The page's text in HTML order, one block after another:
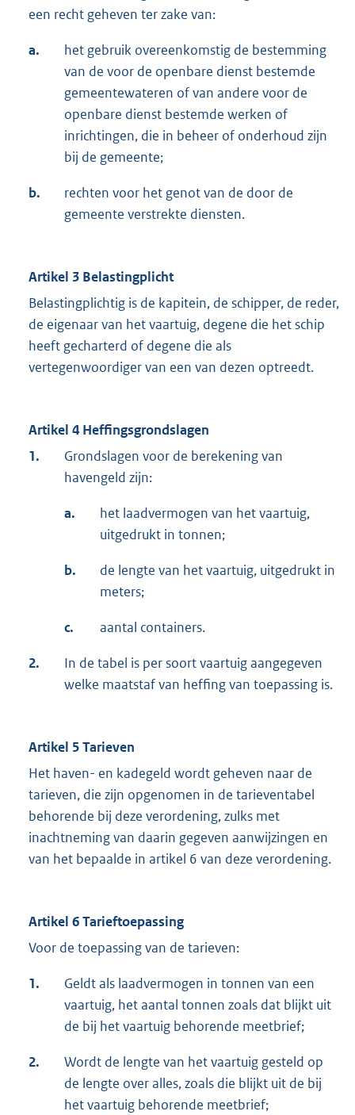
een recht geheven ter zake van:
a.
het gebruik overeenkomstig de bestemming
van de voor de openbare dienst bestemde
gemeentewateren of van andere voor de
openbare dienst bestemde werken of
inrichtingen, die in beheer of onderhoud zijn
bij de gemeente;
b.
rechten voor het genot van de door de
gemeente verstrekte diensten.
Artikel 3 Belastingplicht
Belastingplichtig is de kapitein, de schipper, de reder,
de eigenaar van het vaartuig, degene die het schip
heeft gecharterd of degene die als
vertegenwoordiger van een van dezen optreedt.
Artikel 4 Heffingsgrondslagen
1.
Grondslagen voor de berekening van
havengeld zijn:
a.
het laadvermogen van het vaartuig,
uitgedrukt in tonnen;
b.
de lengte van het vaartuig, uitgedrukt in
meters;
c. aantal containers.
2.
In de tabel is per soort vaartuig aangegeven
welke maatstaf van heffing van toepassing is.
Artikel 5 Tarieven
Het haven- en kadegeld wordt geheven naar de
tarieven, die zijn opgenomen in de tarieventabel
behorende bij deze verordening, zulks met
inachtneming van daarin gegeven aanwijzingen en
van het bepaalde in artikel 6 van deze verordening.
Artikel 6 Tarieftoepassing
Voor de toepassing van de tarieven:
1.
Geldt als laadvermogen in tonnen van een
vaartuig, het aantal tonnen zoals dat blijkt uit
de bij het vaartuig behorende meetbrief;
2.
Wordt de lengte van het vaartuig gesteld op
de lengte over alles, zoals die blijkt uit de bij
het vaartuig behorende meetbrief;